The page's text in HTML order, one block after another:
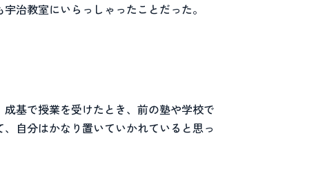
治教室にいらっしゃったことだった。
基で授業を受けたとき、前の塾や学校で
自分はかなり置いていかれていると思っ